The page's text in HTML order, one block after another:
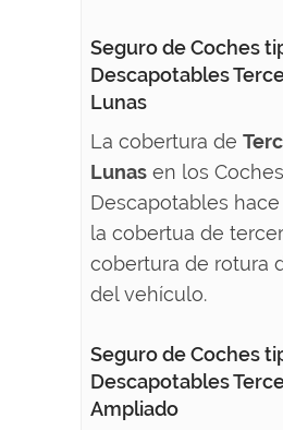
Seguro de Coches
Descapotables
Lunas
La cobertura de
Lunasen los Coches
Descapotables
la cobertua de
cobertura de rotura
del vehículo.
Seguro de Coches
Descapotables
Ampliado